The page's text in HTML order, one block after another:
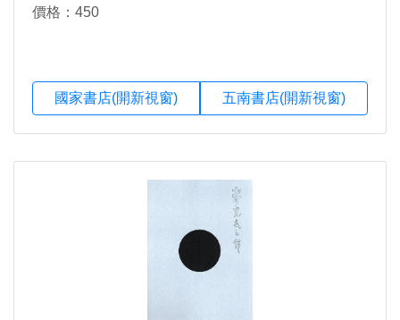
價格：450
國家書店(開新視窗) 五南書店(開新視窗)